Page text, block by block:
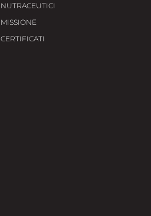
NUTRACEUTICI
MISSIONE
CERTIFICATI